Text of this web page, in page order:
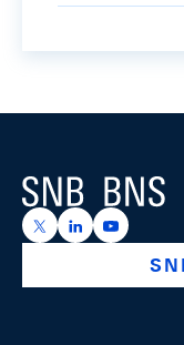
Logo
https://x.com/
https://https://